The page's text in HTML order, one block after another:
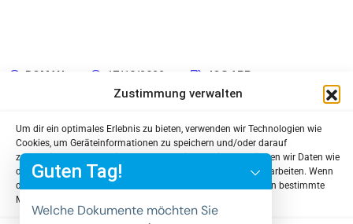
Zustimmung verwalten
Um dir ein optimales Erlebnis zu bieten, verwenden wir Technologien wie
Cookies, um Geräteinformationen zu speichern und/oder darauf
zuzugreifen. Wenn du diesen Technologien zustimmst, können wir Daten wie
das Surfverhalten oder eindeutige IDs auf dieser Website verarbeiten. Wenn
du deine Zustimmung nicht erteilst oder zurückziehst, können bestimmte
Merkmale und Funktionen beeinträchtigt werden.
ROMAN 17/10/2022 IOS APP
a
y
Guten Tag!
Welche Dokumente möchten Sie